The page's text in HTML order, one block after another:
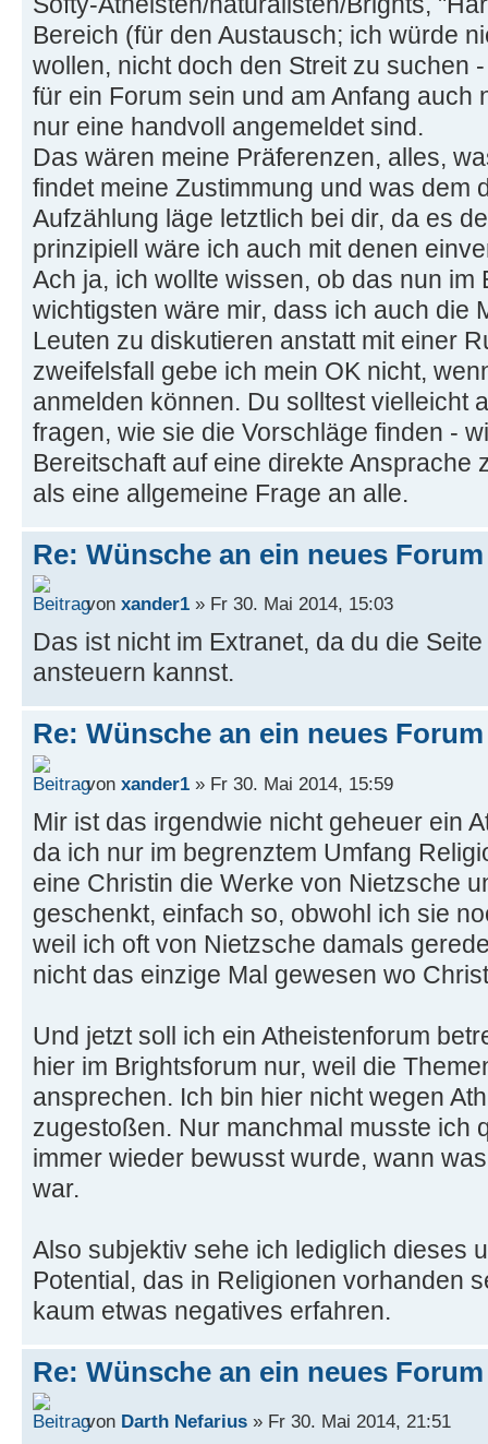
Bereich (für den Austausch; ich würde
wollen, nicht doch den Streit zu suchen
für ein Forum sein und am Anfang auch
nur eine handvoll angemeldet sind.
Das wären meine Präferenzen, alles,
findet meine Zustimmung und was dem
Aufzählung läge letztlich bei dir, da es
prinzipiell wäre ich auch mit denen
Ach ja, ich wollte wissen, ob das nun im
wichtigsten wäre mir, dass ich auch die
Leuten zu diskutieren anstatt mit einer
zweifelsfall gebe ich mein OK nicht,
anmelden können. Du solltest vielleicht
fragen, wie sie die Vorschläge finden -
Bereitschaft auf eine direkte Ansprache
als eine allgemeine Frage an alle.
Re: Wünsche an ein neues Forum
von xander1 » Fr 30. Mai 2014, 15:03
Das ist nicht im Extranet, da du die
ansteuern kannst.
Re: Wünsche an ein neues Forum
von xander1 » Fr 30. Mai 2014, 15:59
Mir ist das irgendwie nicht geheuer ein
da ich nur im begrenztem Umfang
eine Christin die Werke von Nietzsche
geschenkt, einfach so, obwohl ich sie
weil ich oft von Nietzsche damals
nicht das einzige Mal gewesen wo
Und jetzt soll ich ein Atheistenforum
hier im Brightsforum nur, weil die
ansprechen. Ich bin hier nicht wegen
zugestoßen. Nur manchmal musste ich
immer wieder bewusst wurde, wann
war.
Also subjektiv sehe ich lediglich dieses
Potential, das in Religionen vorhanden
kaum etwas negatives erfahren.
Re: Wünsche an ein neues Forum
von Darth Nefarius » Fr 30. Mai 2014, 21:51